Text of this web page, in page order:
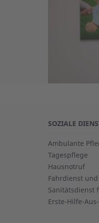
SOZIALE
Ambulante
Tagespflege
Hausnotruf
Fahrdienst
Sanitätsdienst
Erste-Hilfe-